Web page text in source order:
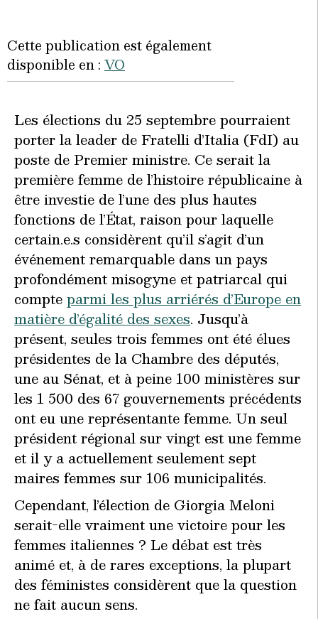
Cette publication est également
disponible en :VO
Les élections du 25 septembre pourraient
porter la leader de Fratelli d’Italia (FdI) au
poste de Premier ministre. Ce serait la
première femme de l’histoire républicaine à
être investie de l’une des plus hautes
fonctions de l’État, raison pour laquelle
certain.e.s considèrent qu’il s’agit d’un
événement remarquable dans un pays
profondément misogyne et patriarcal qui
compteparmi les plus arriérés d’Europe en
matière d’égalité des sexes. Jusqu’à
présent, seules trois femmes ont été élues
présidentes de la Chambre des députés,
une au Sénat, et à peine 100 ministères sur
les 1 500 des 67 gouvernements précédents
ont eu une représentante femme. Un seul
président régional sur vingt est une femme
et il y a actuellement seulement sept
maires femmes sur 106 municipalités.
Cependant, l’élection de Giorgia Meloni
serait-elle vraiment une victoire pour les
femmes italiennes ? Le débat est très
animé et, à de rares exceptions, la plupart
des féministes considèrent que la question
ne fait aucun sens.